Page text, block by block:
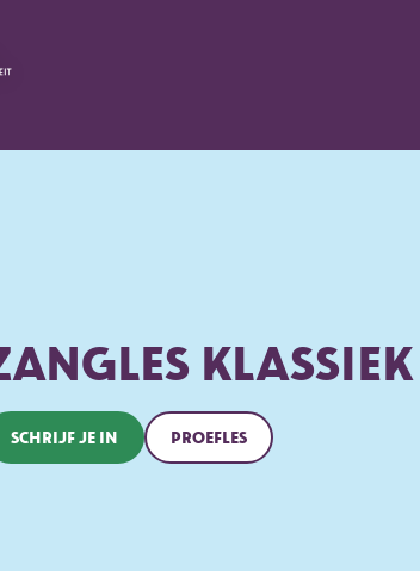
KLASSIEK
SCHRIJF JE IN PROEFLES